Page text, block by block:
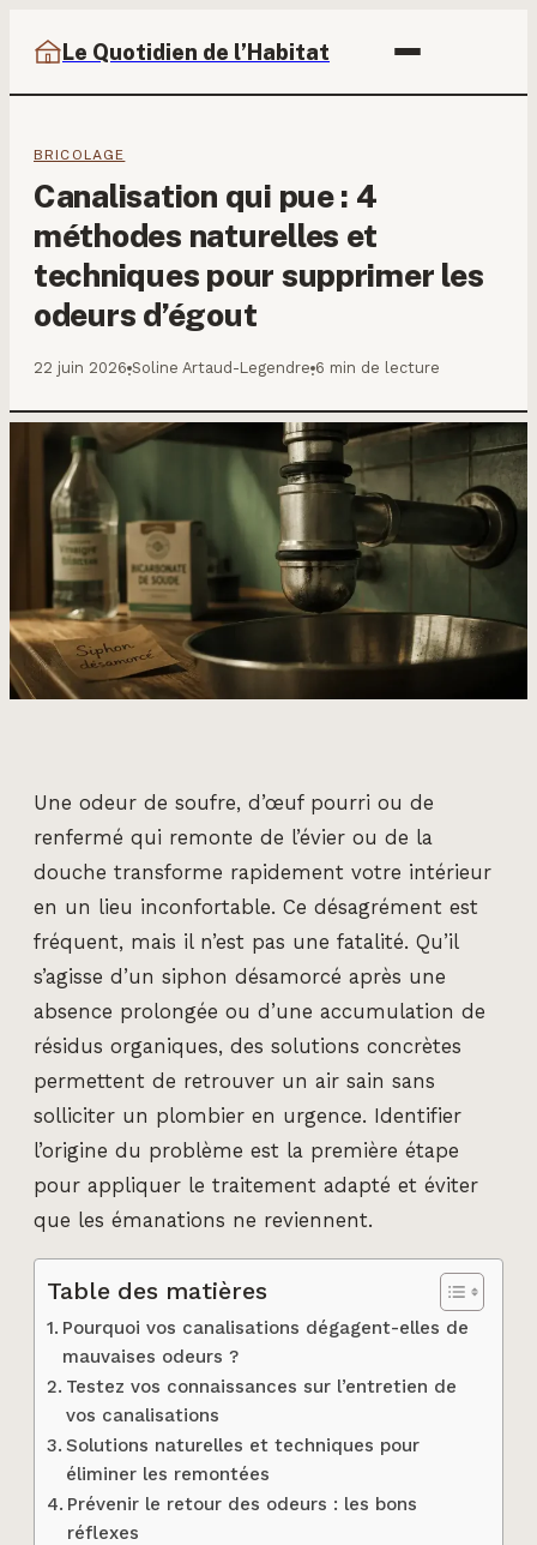
Le Quotidien de l’Habitat
BRICOLAGE
Canalisation qui pue : 4
méthodes naturelles et
techniques pour supprimer les
odeurs d’égout
22 juin 2026·Soline Artaud-Legendre·6 min de lecture
Une odeur de soufre, d’œuf pourri ou de
renfermé qui remonte de l’évier ou de la
douche transforme rapidement votre intérieur
en un lieu inconfortable. Ce désagrément est
fréquent, mais il n’est pas une fatalité. Qu’il
s’agisse d’un siphon désamorcé après une
absence prolongée ou d’une accumulation de
résidus organiques, des solutions concrètes
permettent de retrouver un air sain sans
solliciter un plombier en urgence. Identifier
l’origine du problème est la première étape
pour appliquer le traitement adapté et éviter
que les émanations ne reviennent.
Table des matières
Pourquoi vos canalisations dégagent-elles de
mauvaises odeurs ?
Testez vos connaissances sur l’entretien de
vos canalisations
Solutions naturelles et techniques pour
éliminer les remontées
Prévenir le retour des odeurs : les bons
réflexes